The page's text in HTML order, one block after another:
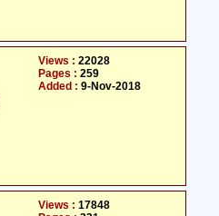
Views : 22028
Pages : 259
Added : 9-Nov-2018
Views : 17848